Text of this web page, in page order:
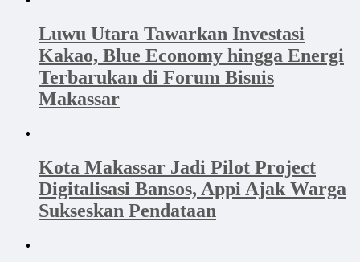
Luwu Utara Tawarkan Investasi
Kakao, Blue Economy hingga Energi
Terbarukan di Forum Bisnis
Makassar
Kota Makassar Jadi Pilot Project
Digitalisasi Bansos, Appi Ajak Warga
Sukseskan Pendataan